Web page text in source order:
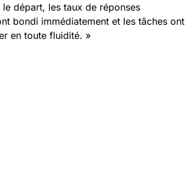
départ, les taux de réponses
bondi immédiatement et les tâches ont
en toute fluidité. »